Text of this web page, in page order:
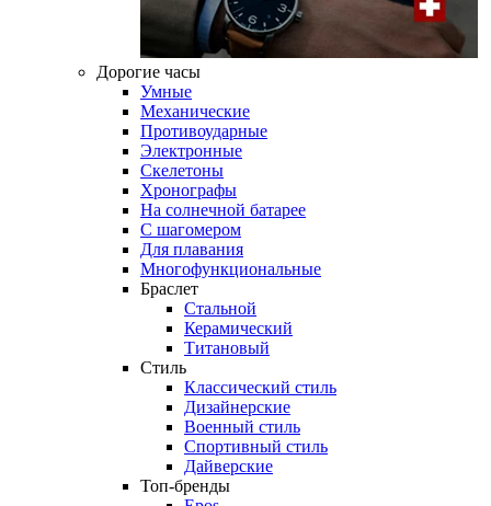
Дорогие часы
Умные
Механические
Противоударные
Электронные
Скелетоны
Хронографы
На солнечной батарее
С шагомером
Для плавания
Многофункциональные
Браслет
Стальной
Керамический
Титановый
Стиль
Классический стиль
Дизайнерские
Военный стиль
Спортивный стиль
Дайверские
Топ-бренды